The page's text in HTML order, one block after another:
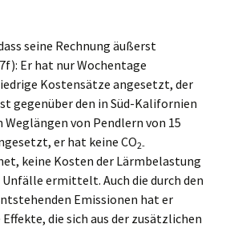
seine Rechnung äußerst
Er hat nur Wochentage
Kostensätze angesetzt, der
gegenüber den in Süd-Kalifornien
von Pendlern von 15
er hat keine CO2-
keine Kosten der Lärmbelastung
ermittelt. Auch die durch den
Emissionen hat er
die sich aus der zusätzlichen